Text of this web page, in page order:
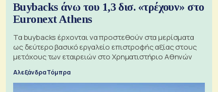
Buybacks άνω του 1,3 δισ. «τρέχουν» στο
Euronext Athens
Τα buybacks έρχονται να προστεθούν στα μερίσματα
ως δεύτερο βασικό εργαλείο επιστροφής αξίας στους
μετόχους των εταιρειών στο Χρηματιστήριο Αθηνών
Αλεξάνδρα Τόμπρα